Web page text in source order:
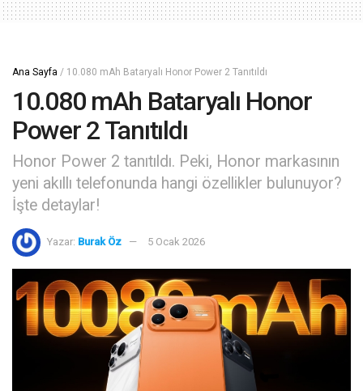
Ana Sayfa / 10.080 mAh Bataryalı Honor Power 2 Tanıtıldı
10.080 mAh Bataryalı Honor
Power 2 Tanıtıldı
Honor Power 2 tanıtıldı. Peki, Honor markasının
yeni akıllı telefonunda hangi özellikler bulunuyor?
İşte detaylar!
Yazar: Burak Öz 5 Ocak 2026